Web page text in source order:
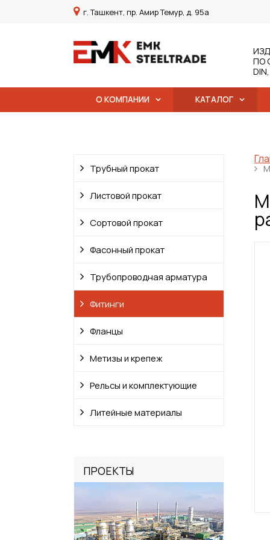
г. Ташкент, пр. Амир Темур, д. 95а
ПО
О КОМПАНИИ КАТАЛОГ
Трубный прокат
Листовой прокат
Сортовой прокат
Фасонный прокат
Трубопроводная арматура
Фитинги
Фланцы
Метизы и крепеж
Рельсы и комплектующие
Литейные материалы
ПРОЕКТЫ